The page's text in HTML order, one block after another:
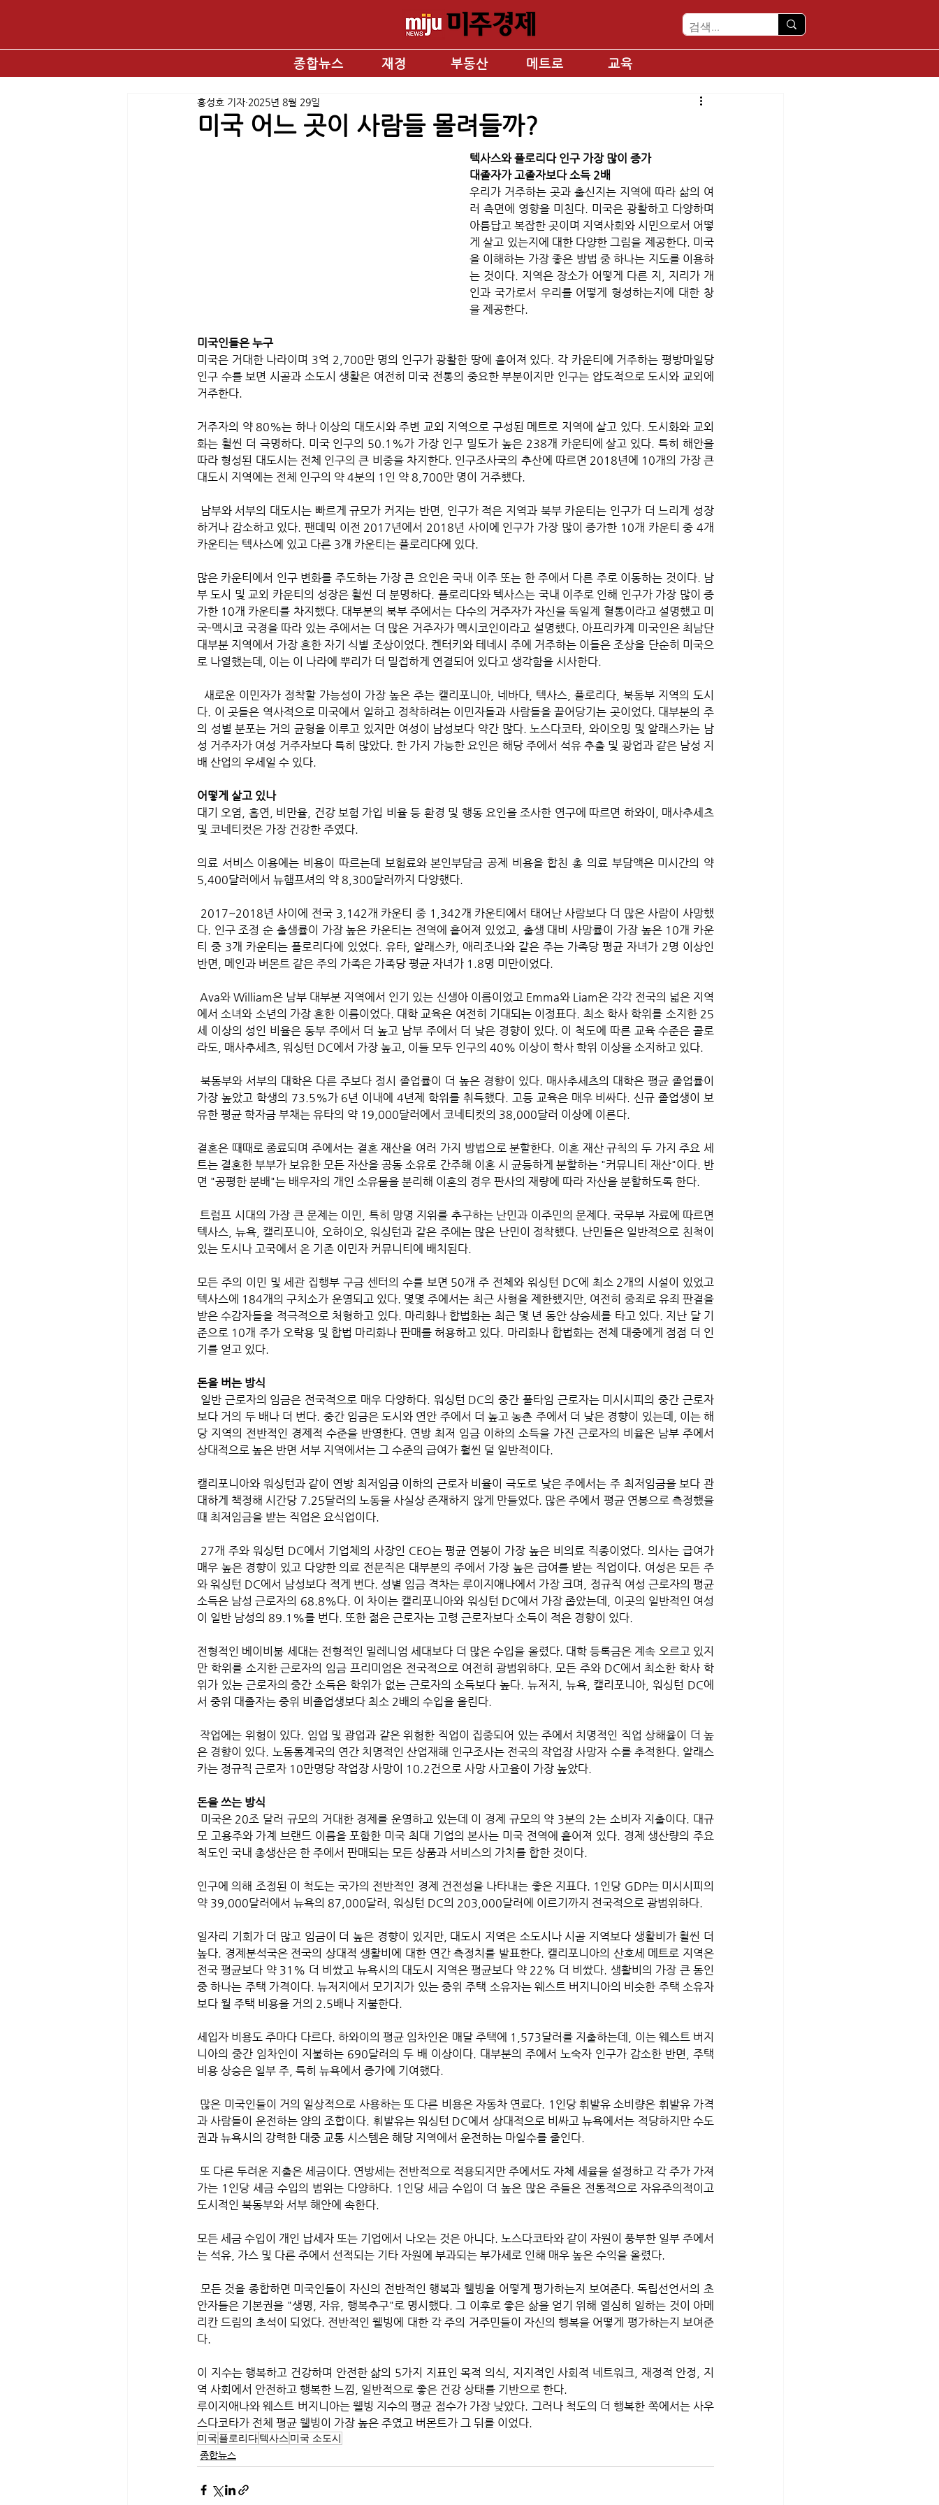
종합뉴스 재정 부동산 메트로 교육
미국 어느 곳이 사람들 몰려들까?
홍성호 기자 2025년 8월 29일
텍사스와 플로리다 인구 가장 많이 증가
대졸자가 고졸자보다 소득 2배
우리가 거주하는 곳과 출신지는 지역에 따라 삶의 여
러 측면에 영향을 미친다. 미국은 광활하고 다양하며
아름답고 복잡한 곳이며 지역사회와 시민으로서 어떻
게 살고 있는지에 대한 다양한 그림을 제공한다. 미국
을 이해하는 가장 좋은 방법 중 하나는 지도를 이용하
는 것이다. 지역은 장소가 어떻게 다른 지, 지리가 개
인과 국가로서 우리를 어떻게 형성하는지에 대한 창
을 제공한다.
미국인들은 누구
미국은 거대한 나라이며 3억 2,700만 명의 인구가 광활한 땅에 흩어져 있다. 각 카운티에 거주하는 평방마일당
인구 수를 보면 시골과 소도시 생활은 여전히 미국 전통의 중요한 부분이지만 인구는 압도적으로 도시와 교외에
거주한다.
거주자의 약 80%는 하나 이상의 대도시와 주변 교외 지역으로 구성된 메트로 지역에 살고 있다. 도시화와 교외
화는 훨씬 더 극명하다. 미국 인구의 50.1%가 가장 인구 밀도가 높은 238개 카운티에 살고 있다. 특히 해안을
따라 형성된 대도시는 전체 인구의 큰 비중을 차지한다. 인구조사국의 추산에 따르면 2018년에 10개의 가장 큰
대도시 지역에는 전체 인구의 약 4분의 1인 약 8,700만 명이 거주했다.
하거나 감소하고 있다. 팬데믹 이전 2017년에서 2018년 사이에 인구가 가장 많이 증가한 10개 카운티 중 4개
카운티는 텍사스에 있고 다른 3개 카운티는 플로리다에 있다.
많은 카운티에서 인구 변화를 주도하는 가장 큰 요인은 국내 이주 또는 한 주에서 다른 주로 이동하는 것이다. 남
부 도시 및 교외 카운티의 성장은 훨씬 더 분명하다. 플로리다와 텍사스는 국내 이주로 인해 인구가 가장 많이 증
가한 10개 카운티를 차지했다. 대부분의 북부 주에서는 다수의 거주자가 자신을 독일계 혈통이라고 설명했고 미
국-멕시코 국경을 따라 있는 주에서는 더 많은 거주자가 멕시코인이라고 설명했다. 아프리카계 미국인은 최남단
대부분 지역에서 가장 흔한 자기 식별 조상이었다. 켄터키와 테네시 주에 거주하는 이들은 조상을 단순히 미국으
로 나열했는데, 이는 이 나라에 뿌리가 더 밀접하게 연결되어 있다고 생각함을 시사한다.
다. 이 곳들은 역사적으로 미국에서 일하고 정착하려는 이민자들과 사람들을 끌어당기는 곳이었다. 대부분의 주
의 성별 분포는 거의 균형을 이루고 있지만 여성이 남성보다 약간 많다. 노스다코타, 와이오밍 및 알래스카는 남
성 거주자가 여성 거주자보다 특히 많았다. 한 가지 가능한 요인은 해당 주에서 석유 추출 및 광업과 같은 남성 지
배 산업의 우세일 수 있다.
어떻게 살고 있나
대기 오염, 흡연, 비만율, 건강 보험 가입 비율 등 환경 및 행동 요인을 조사한 연구에 따르면 하와이, 매사추세츠
및 코네티컷은 가장 건강한 주였다.
의료 서비스 이용에는 비용이 따르는데 보험료와 본인부담금 공제 비용을 합친 총 의료 부담액은 미시간의 약
5,400달러에서 뉴햄프셔의 약 8,300달러까지 다양했다.
다. 인구 조정 순 출생률이 가장 높은 카운티는 전역에 흩어져 있었고, 출생 대비 사망률이 가장 높은 10개 카운
티 중 3개 카운티는 플로리다에 있었다. 유타, 알래스카, 애리조나와 같은 주는 가족당 평균 자녀가 2명 이상인
반면, 메인과 버몬트 같은 주의 가족은 가족당 평균 자녀가 1.8명 미만이었다.
에서 소녀와 소년의 가장 흔한 이름이었다. 대학 교육은 여전히 기대되는 이정표다. 최소 학사 학위를 소지한 25
세 이상의 성인 비율은 동부 주에서 더 높고 남부 주에서 더 낮은 경향이 있다. 이 척도에 따른 교육 수준은 콜로
라도, 매사추세츠, 워싱턴 DC에서 가장 높고, 이들 모두 인구의 40% 이상이 학사 학위 이상을 소지하고 있다.
가장 높았고 학생의 73.5%가 6년 이내에 4년제 학위를 취득했다. 고등 교육은 매우 비싸다. 신규 졸업생이 보
유한 평균 학자금 부채는 유타의 약 19,000달러에서 코네티컷의 38,000달러 이상에 이른다.
결혼은 때때로 종료되며 주에서는 결혼 재산을 여러 가지 방법으로 분할한다. 이혼 재산 규칙의 두 가지 주요 세
트는 결혼한 부부가 보유한 모든 자산을 공동 소유로 간주해 이혼 시 균등하게 분할하는 "커뮤니티 재산"이다. 반
면 "공평한 분배"는 배우자의 개인 소유물을 분리해 이혼의 경우 판사의 재량에 따라 자산을 분할하도록 한다.
트럼프 시대의 가장 큰 문제는 이민, 특히 망명 지위를 추구하는 난민과 이주민의 문제다. 국무부 자료에 따르면
텍사스, 뉴욕, 캘리포니아, 오하이오, 워싱턴과 같은 주에는 많은 난민이 정착했다. 난민들은 일반적으로 친척이
있는 도시나 고국에서 온 기존 이민자 커뮤니티에 배치된다.
모든 주의 이민 및 세관 집행부 구금 센터의 수를 보면 50개 주 전체와 워싱턴 DC에 최소 2개의 시설이 있었고
텍사스에 184개의 구치소가 운영되고 있다. 몇몇 주에서는 최근 사형을 제한했지만, 여전히 중죄로 유죄 판결을
받은 수감자들을 적극적으로 처형하고 있다. 마리화나 합법화는 최근 몇 년 동안 상승세를 타고 있다. 지난 달 기
준으로 10개 주가 오락용 및 합법 마리화나 판매를 허용하고 있다. 마리화나 합법화는 전체 대중에게 점점 더 인
기를 얻고 있다.
돈을 버는 방식
보다 거의 두 배나 더 번다. 중간 임금은 도시와 연안 주에서 더 높고 농촌 주에서 더 낮은 경향이 있는데, 이는 해
당 지역의 전반적인 경제적 수준을 반영한다. 연방 최저 임금 이하의 소득을 가진 근로자의 비율은 남부 주에서
상대적으로 높은 반면 서부 지역에서는 그 수준의 급여가 훨씬 덜 일반적이다.
캘리포니아와 워싱턴과 같이 연방 최저임금 이하의 근로자 비율이 극도로 낮은 주에서는 주 최저임금을 보다 관
대하게 책정해 시간당 7.25달러의 노동을 사실상 존재하지 않게 만들었다. 많은 주에서 평균 연봉으로 측정했을
때 최저임금을 받는 직업은 요식업이다.
매우 높은 경향이 있고 다양한 의료 전문직은 대부분의 주에서 가장 높은 급여를 받는 직업이다. 여성은 모든 주
와 워싱턴 DC에서 남성보다 적게 번다. 성별 임금 격차는 루이지애나에서 가장 크며, 정규직 여성 근로자의 평균
소득은 남성 근로자의 68.8%다. 이 차이는 캘리포니아와 워싱턴 DC에서 가장 좁았는데, 이곳의 일반적인 여성
이 일반 남성의 89.1%를 번다. 또한 젊은 근로자는 고령 근로자보다 소득이 적은 경향이 있다.
전형적인 베이비붐 세대는 전형적인 밀레니엄 세대보다 더 많은 수입을 올렸다. 대학 등록금은 계속 오르고 있지
만 학위를 소지한 근로자의 임금 프리미엄은 전국적으로 여전히 광범위하다. 모든 주와 DC에서 최소한 학사 학
위가 있는 근로자의 중간 소득은 학위가 없는 근로자의 소득보다 높다. 뉴저지, 뉴욕, 캘리포니아, 워싱턴 DC에
서 중위 대졸자는 중위 비졸업생보다 최소 2배의 수입을 올린다.
은 경향이 있다. 노동통계국의 연간 치명적인 산업재해 인구조사는 전국의 작업장 사망자 수를 추적한다. 알래스
카는 정규직 근로자 10만명당 작업장 사망이 10.2건으로 사망 사고율이 가장 높았다.
돈을 쓰는 방식
모 고용주와 가계 브랜드 이름을 포함한 미국 최대 기업의 본사는 미국 전역에 흩어져 있다. 경제 생산량의 주요
척도인 국내 총생산은 한 주에서 판매되는 모든 상품과 서비스의 가치를 합한 것이다.
인구에 의해 조정된 이 척도는 국가의 전반적인 경제 건전성을 나타내는 좋은 지표다. 1인당 GDP는 미시시피의
약 39,000달러에서 뉴욕의 87,000달러, 워싱턴 DC의 203,000달러에 이르기까지 전국적으로 광범위하다.
일자리 기회가 더 많고 임금이 더 높은 경향이 있지만, 대도시 지역은 소도시나 시골 지역보다 생활비가 훨씬 더
높다. 경제분석국은 전국의 상대적 생활비에 대한 연간 측정치를 발표한다. 캘리포니아의 산호세 메트로 지역은
전국 평균보다 약 31% 더 비쌌고 뉴욕시의 대도시 지역은 평균보다 약 22% 더 비쌌다. 생활비의 가장 큰 동인
중 하나는 주택 가격이다. 뉴저지에서 모기지가 있는 중위 주택 소유자는 웨스트 버지니아의 비슷한 주택 소유자
보다 월 주택 비용을 거의 2.5배나 지불한다.
세입자 비용도 주마다 다르다. 하와이의 평균 임차인은 매달 주택에 1,573달러를 지출하는데, 이는 웨스트 버지
니아의 중간 임차인이 지불하는 690달러의 두 배 이상이다. 대부분의 주에서 노숙자 인구가 감소한 반면, 주택
비용 상승은 일부 주, 특히 뉴욕에서 증가에 기여했다.
과 사람들이 운전하는 양의 조합이다. 휘발유는 워싱턴 DC에서 상대적으로 비싸고 뉴욕에서는 적당하지만 수도
권과 뉴욕시의 강력한 대중 교통 시스템은 해당 지역에서 운전하는 마일수를 줄인다.
가는 1인당 세금 수입의 범위는 다양하다. 1인당 세금 수입이 더 높은 많은 주들은 전통적으로 자유주의적이고
도시적인 북동부와 서부 해안에 속한다.
모든 세금 수입이 개인 납세자 또는 기업에서 나오는 것은 아니다. 노스다코타와 같이 자원이 풍부한 일부 주에서
는 석유, 가스 및 다른 주에서 선적되는 기타 자원에 부과되는 부가세로 인해 매우 높은 수익을 올렸다.
안자들은 기본권을 "생명, 자유, 행복추구"로 명시했다. 그 이후로 좋은 삶을 얻기 위해 열심히 일하는 것이 아메
리칸 드림의 초석이 되었다. 전반적인 웰빙에 대한 각 주의 거주민들이 자신의 행복을 어떻게 평가하는지 보여준
다.
이 지수는 행복하고 건강하며 안전한 삶의 5가지 지표인 목적 의식, 지지적인 사회적 네트워크, 재정적 안정, 지
역 사회에서 안전하고 행복한 느낌, 일반적으로 좋은 건강 상태를 기반으로 한다.
루이지애나와 웨스트 버지니아는 웰빙 지수의 평균 점수가 가장 낮았다. 그러나 척도의 더 행복한 쪽에서는 사우
스다코타가 전체 평균 웰빙이 가장 높은 주였고 버몬트가 그 뒤를 이었다.
미국 플로리다텍사스 미국 소도시
종합뉴스